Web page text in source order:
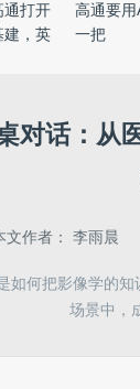
通打开
建，英
高通要
一把
对话：从
文作者： 李雨晨
如何把影像学的
场景中，